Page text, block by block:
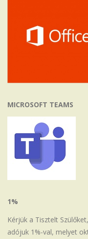
MICROSOFT TEAMS
1%
Kérjük a Tisztelt
adójuk 1%-val, melyet